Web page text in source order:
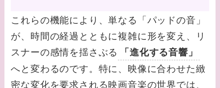
これらの機能により、単なる「パッドの音」
が、時間の経過とともに複雑に形を変え、リ
スナーの感情を揺さぶる
「進化する音響」
へと変わるのです。特に、映像に合わせた緻
密な変化を要求される映画音楽の世界では、